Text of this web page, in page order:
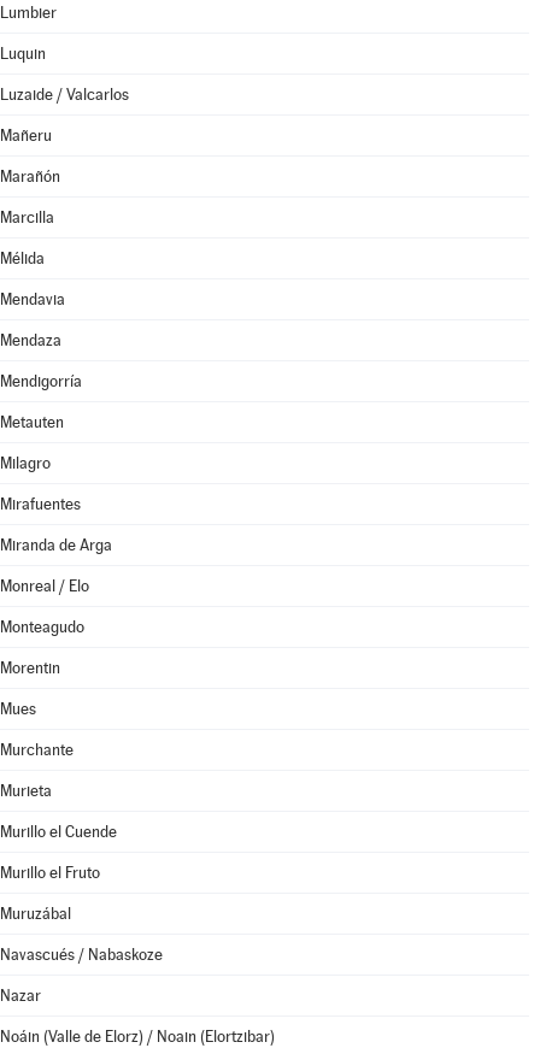
Lumbier
Luquin
Luzaide / Valcarlos
Mañeru
Marañón
Marcilla
Mélida
Mendavia
Mendaza
Mendigorría
Metauten
Milagro
Mirafuentes
Miranda de Arga
Monreal / Elo
Monteagudo
Morentin
Mues
Murchante
Murieta
Murillo el Cuende
Murillo el Fruto
Muruzábal
Navascués / Nabaskoze
Nazar
Noáin (Valle de Elorz) / Noain (Elortzibar)